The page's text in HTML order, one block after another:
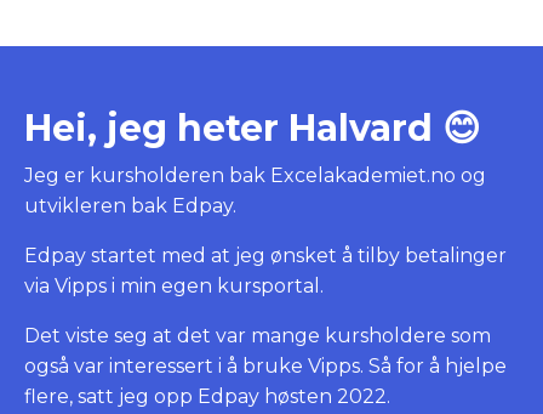
Hei, jeg heter Halvard 😊
Jeg er kursholderen bak Excelakademiet.no og
utvikleren bak Edpay.
Edpay startet med at jeg ønsket å tilby betalinger
via Vipps i min egen kursportal.
Det viste seg at det var mange kursholdere som
også var interessert i å bruke Vipps. Så for å hjelpe
flere, satt jeg opp Edpay høsten 2022.